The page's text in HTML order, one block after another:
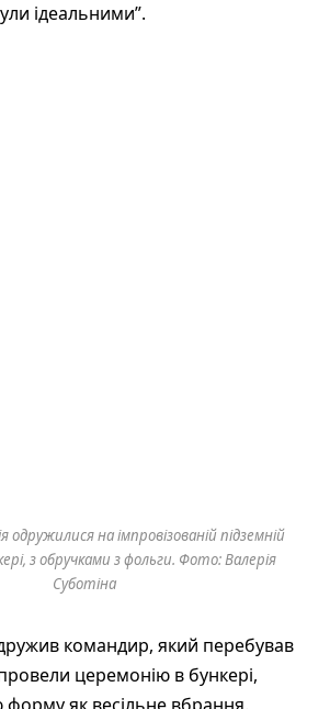
ідеальними”.
одружилися на імпровізованій підземній
з обручками з фольги. Фото: Валерія
Суботіна
командир, який перебував
церемонію в бункері,